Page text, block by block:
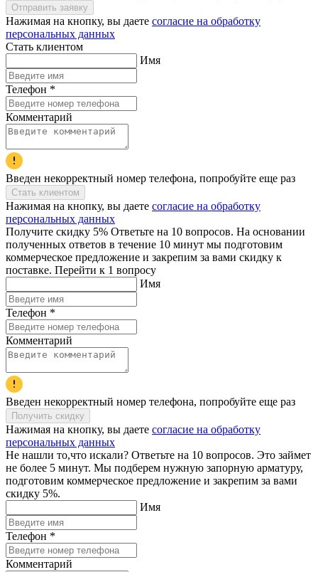
Отправить заявку
Нажимая на кнопку, вы даете согласие на обработку
персональных данных
Стать клиентом
Имя
Телефон *
Комментарий
Введен некорректный номер телефона, попробуйте еще раз
Стать клиентом
Нажимая на кнопку, вы даете согласие на обработку
персональных данных
Получите скидку 5% Ответьте на 10 вопросов. На основании
полученных ответов в течение 10 минут мы подготовим
коммерческое предложение и закрепим за вами скидку к
поставке. Перейти к 1 вопросу
Имя
Телефон *
Комментарий
Введен некорректный номер телефона, попробуйте еще раз
Получить скидку
Нажимая на кнопку, вы даете согласие на обработку
персональных данных
Не нашли то,что искали? Ответьте на 10 вопросов. Это займет
не более 5 минут. Мы подберем нужную запорную арматуру,
подготовим коммерческое предложение и закрепим за вами
скидку 5%.
Имя
Телефон *
Комментарий